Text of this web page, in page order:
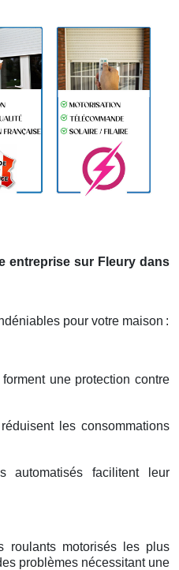
entreprise sur Fleury dans
pour votre maison :
une protection contre
les consommations
automatisés facilitent leur
roulants motorisés les plus
problèmes nécessitant une